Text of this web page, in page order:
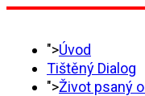
">Úvod
Tištěný Dialog
">Život psaný